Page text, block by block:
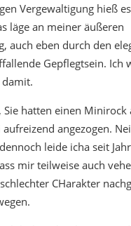
Vergewaltigung hieß
läge an meiner äußeren
auch eben durch den
Gepflegtsein. Ich
Sie hatten einen Minirock
angezogen.
leide icha seit
mir teilweise auch
CHarakter